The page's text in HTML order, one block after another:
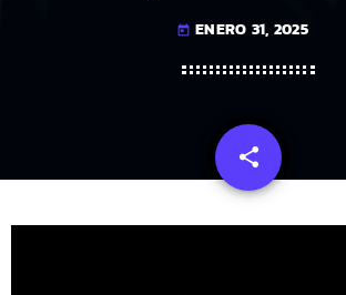
today ENERO 31, 2025
share
email